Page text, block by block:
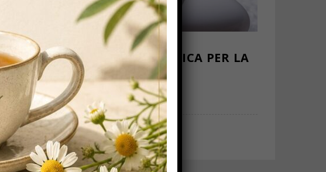
DELIZIOSA E BENEFICA PER LA
Calda